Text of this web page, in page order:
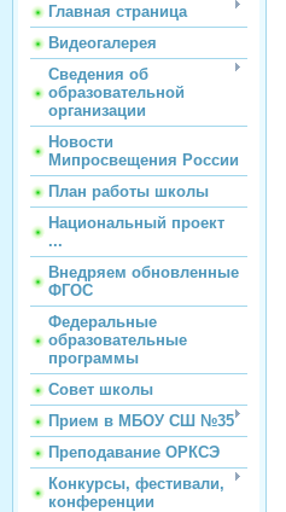
Главная страница
Видеогалерея
Сведения об
образовательной
организации
Новости
Мипросвещения России
План работы школы
Национальный проект
...
Внедряем обновленные
ФГОС
Федеральные
образовательные
программы
Совет школы
Прием в МБОУ СШ №35
Преподавание ОРКСЭ
Конкурсы, фестивали,
конференции